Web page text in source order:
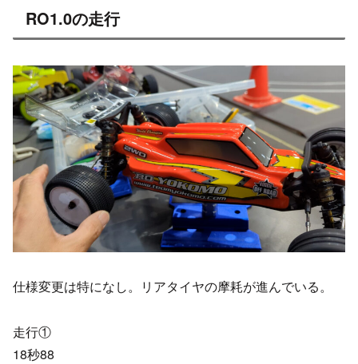
RO1.0の走行
仕様変更は特になし。リアタイヤの摩耗が進んでいる。
走行①
18秒88